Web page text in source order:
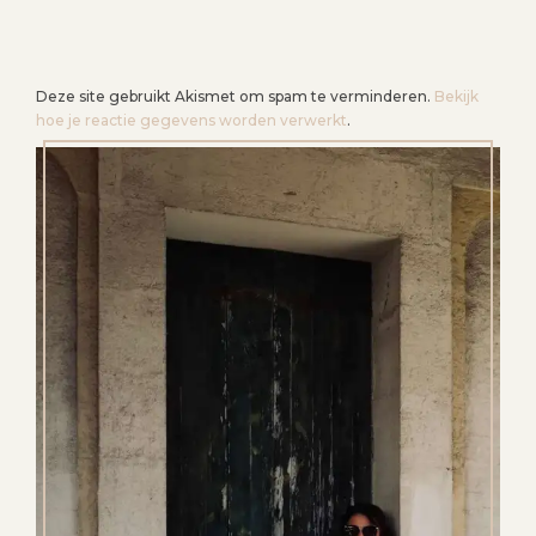
Deze site gebruikt Akismet om spam te verminderen. Bekijk
hoe je reactie gegevens worden verwerkt.